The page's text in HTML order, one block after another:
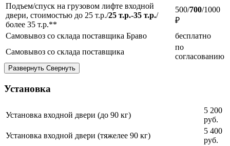
Подъем/спуск на грузовом лифте входной
двери, стоимостью до 25 т.р./25 т.р.-35 т.р./
более 35 т.р.**
500/700/1000
₽
Самовывоз со склада поставщика Браво
бесплатно
Самовывоз со склада поставщика
по
согласованию
Развернуть Свернуть
Установка
Установка входной двери (до 90 кг)
5 200
руб.
Установка входной двери (тяжелее 90 кг)
5 400
руб.